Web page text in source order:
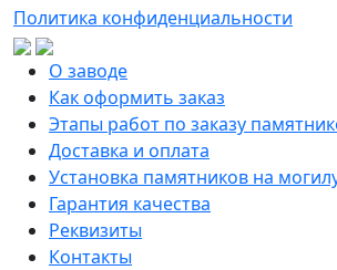
Политика конфиденциальности
О заводе
Как оформить заказ
Этапы работ по заказу
Доставка и оплата
Установка памятников на
Гарантия качества
Реквизиты
Контакты